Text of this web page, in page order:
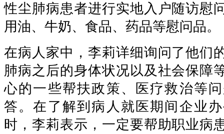
性尘肺病患者进行实地入户随访慰
用油、牛奶、食品、药品等慰问品。
在病人家中，李莉详细询问了他们
肺病之后的身体状况以及社会保障
心的一些帮扶政策、医疗救治等
答。在了解到病人就医期间企业
时，李莉表示，一定要帮助职业病